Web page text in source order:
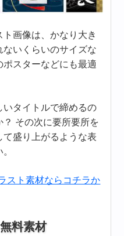
画像は、かなり大き
ないくらいのサイズな
スターなどにも最適
いタイトルで締めるの
？ その次に要所要所を
盛り上がるような表
スト素材ならコチラか
料素材